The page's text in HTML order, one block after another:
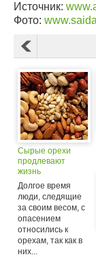
Источник:
Фото:
Сырые орехи
продлевают
жизнь
Долгое время
люди, следящие
за своим весом, с
опасением
относились к
орехам, так как в
них...